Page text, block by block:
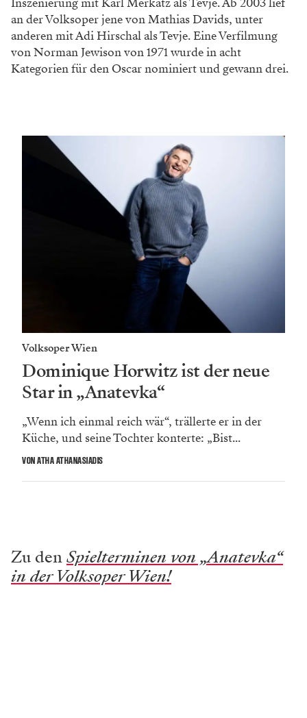
an der Volksoper jene von Mathias Davids, unter
anderen mit Adi Hirschal als Tevje. Eine Verfilmung
von Norman Jewison von 1971 wurde in acht
Kategorien für den Oscar nominiert und gewann drei.
Volksoper Wien
Dominique Horwitz ist der neue
Star in „Anatevka“
„Wenn ich einmal reich wär“, trällerte er in der
Küche, und seine Tochter konterte: „Bist...
VON ATHA ATHANASIADIS
Zu denSpielterminen von „Anatevka“
in der Volksoper Wien!